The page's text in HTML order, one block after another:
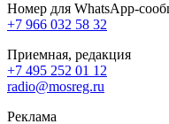
Номер для WhatsApp-
+7 966 032 58 32
Приемная, редакция
+7 495 252 01 12
radio@mosreg.ru
Реклама